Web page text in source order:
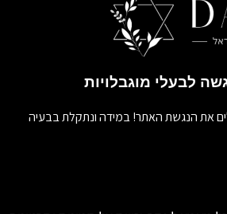
את הנגשת האתר! במידה ונתקלת בבעיה